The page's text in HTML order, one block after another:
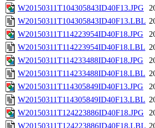
W20150311T104305843ID40F13.JPG
W20150311T104305843ID40F13.LBL
W20150311T114223954ID40F18.JPG
W20150311T114223954ID40F18.LBL
W20150311T114233488ID40F18.JPG
W20150311T114233488ID40F18.LBL
W20150311T114305849ID40F13.JPG
W20150311T114305849ID40F13.LBL
W20150311T124223886ID40F18.JPG
W20150311T124223886ID40F18.LBL